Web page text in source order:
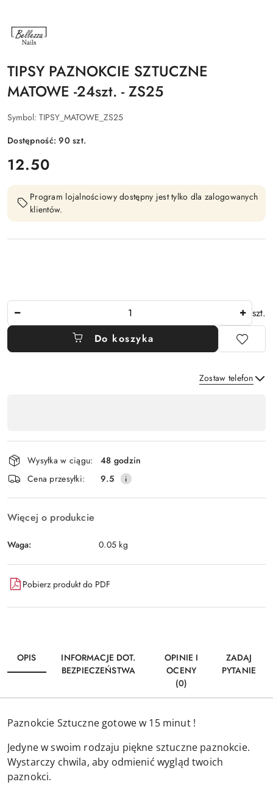
NAZWA
PRODUCENTA:
BELLEZZA
TIPSY PAZNOKCIE SZTUCZNE
MATOWE -24szt. - ZS25
Symbol: TIPSY_MATOWE_ZS25
Dostępność:90szt.
cena:
12.50
Program lojalnościowy dostępny jest tylko dla zalogowanych
klientów.
szt.
Do koszyka
Zostaw telefon
płatność
i
dostawa
Wysyłka w ciągu:
48 godzin
Cena przesyłki:
9.5
Więcej o produkcie
Waga: 0.05 kg
Pobierz produkt do PDF
OPIS
INFORMACJE DOT.
BEZPIECZEŃSTWA
OPINIE I
OCENY
(0)
ZADAJ
PYTANIE
Paznokcie Sztuczne gotowe w 15 minut !
Jedyne w swoim rodzaju piękne sztuczne paznokcie.
Wystarczy chwila, aby odmienić wygląd twoich
paznokci.